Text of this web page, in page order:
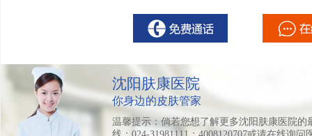
沈阳肤康医院
你身边的皮肤管家
温馨提示：倘若您想了解更多沈阳肤康医院